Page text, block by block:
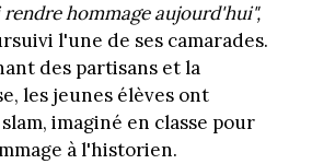
hommage aujourd'hui",
l'une de ses camarades.
des partisans et la
les jeunes élèves ont
imaginé en classe pour
à l'historien.